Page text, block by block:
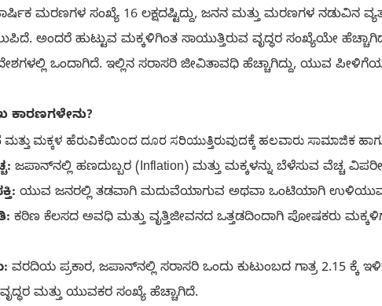
ಮರಣಗಳ ಸಂಖ್ಯೆ 16 ಲಕ್ಷದಷ್ಟಿದ್ದು, ಜನನ ಮತ್ತು ಮರಣಗಳ ನಡುವಿನ
ಅಂದರೆ ಹುಟ್ಟುವ ಮಕ್ಕಳಿಗಿಂತ ಸಾಯುತ್ತಿರುವ ವೃದ್ಧರ ಸಂಖ್ಯೆಯೇ
ಒಂದಾಗಿದೆ. ಇಲ್ಲಿನ ಸರಾಸರಿ ಜೀವಿತಾವಧಿ ಹೆಚ್ಚಾಗಿದ್ದು, ಯುವ
ಕಾರಣಗಳೇನು?
ಮತ್ತು ಮಕ್ಕಳ ಹೆರುವಿಕೆಯಿಂದ ದೂರ ಸರಿಯುತ್ತಿರುವುದಕ್ಕೆ ಹಲವಾರು ಸಾಮಾಜಿಕ
ಜಪಾನ್‌ನಲ್ಲಿ ಹಣದುಬ್ಬರ (Inflation) ಮತ್ತು ಮಕ್ಕಳನ್ನು ಬೆಳೆಸುವ ವೆಚ್ಚ
ಯುವ ಜನರಲ್ಲಿ ತಡವಾಗಿ ಮದುವೆಯಾಗುವ ಅಥವಾ ಒಂಟಿಯಾಗಿ ಉಳಿಯುವ
ಕಠಿಣ ಕೆಲಸದ ಅವಧಿ ಮತ್ತು ವೃತ್ತಿಜೀವನದ ಒತ್ತಡದಿಂದಾಗಿ ಪೋಷಕರು
ವರದಿಯ ಪ್ರಕಾರ, ಜಪಾನ್‌ನಲ್ಲಿ ಸರಾಸರಿ ಒಂದು ಕುಟುಂಬದ ಗಾತ್ರ 2.15 ಕ್ಕೆ
ಮತ್ತು ಯುವಕರ ಸಂಖ್ಯೆ ಹೆಚ್ಚಾಗಿದೆ.